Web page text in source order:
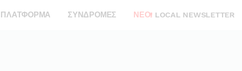
ΠΛΑΤΦΟΡΜΑ ΣΥΝΔΡΟΜΕΣ ΝΕΟ! LOCAL NEWSLETTER